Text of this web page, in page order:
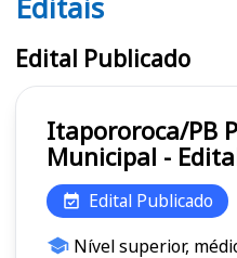
Edital Publicado
Itapororoca/PB Prefeitura
Municipal -
Edital Publicado
Nível superior,